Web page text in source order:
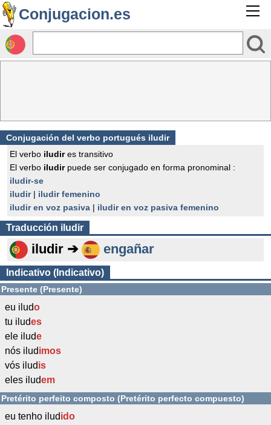
Conjugacion.es
Conjugación del verbo portugués iludir
El verbo iludires transitivo
El verbo iludirpuede ser conjugado en forma pronominal :
iludir-se
iludir| iludir femenino
iludir en voz pasiva | iludir en voz pasiva femenino
Traducción iludir
iludir ➔ engañar
Indicativo (Indicativo)
Presente (Presente)
eu iludo
tu iludes
ele ilude
nós iludimos
vós iludis
eles iludem
Pretérito perfeito composto (Pretérito perfecto compuesto)
eu tenho iludido